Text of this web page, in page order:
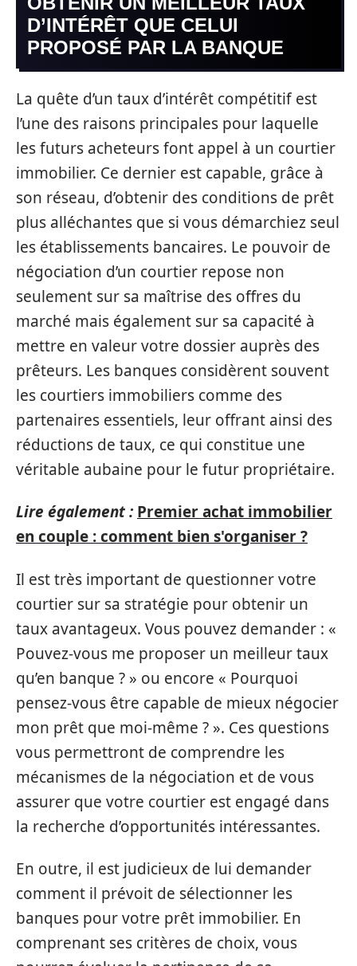
D’INTÉRÊT QUE CELUI
PROPOSÉ PAR LA BANQUE
La quête d’un taux d’intérêt compétitif est
l’une des raisons principales pour laquelle
les futurs acheteurs font appel à un courtier
immobilier. Ce dernier est capable, grâce à
son réseau, d’obtenir des conditions de prêt
plus alléchantes que si vous démarchiez seul
les établissements bancaires. Le pouvoir de
négociation d’un courtier repose non
seulement sur sa maîtrise des offres du
marché mais également sur sa capacité à
mettre en valeur votre dossier auprès des
prêteurs. Les banques considèrent souvent
les courtiers immobiliers comme des
partenaires essentiels, leur offrant ainsi des
réductions de taux, ce qui constitue une
véritable aubaine pour le futur propriétaire.
Lire également : Premier achat immobilier
en couple : comment bien s'organiser ?
Il est très important de questionner votre
courtier sur sa stratégie pour obtenir un
taux avantageux. Vous pouvez demander : «
Pouvez-vous me proposer un meilleur taux
qu’en banque ? » ou encore « Pourquoi
pensez-vous être capable de mieux négocier
mon prêt que moi-même ? ». Ces questions
vous permettront de comprendre les
mécanismes de la négociation et de vous
assurer que votre courtier est engagé dans
la recherche d’opportunités intéressantes.
En outre, il est judicieux de lui demander
comment il prévoit de sélectionner les
banques pour votre prêt immobilier. En
comprenant ses critères de choix, vous